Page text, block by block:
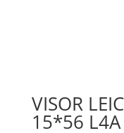
VISOR
15*56 L4A